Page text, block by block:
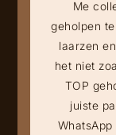
Me
geholpen
laarzen
het niet
TOP
juiste